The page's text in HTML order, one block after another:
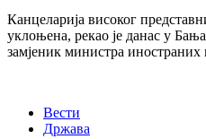
Канцеларија високог
уклоњена, рекао је данас у
замјеник министра
Вести
Држава